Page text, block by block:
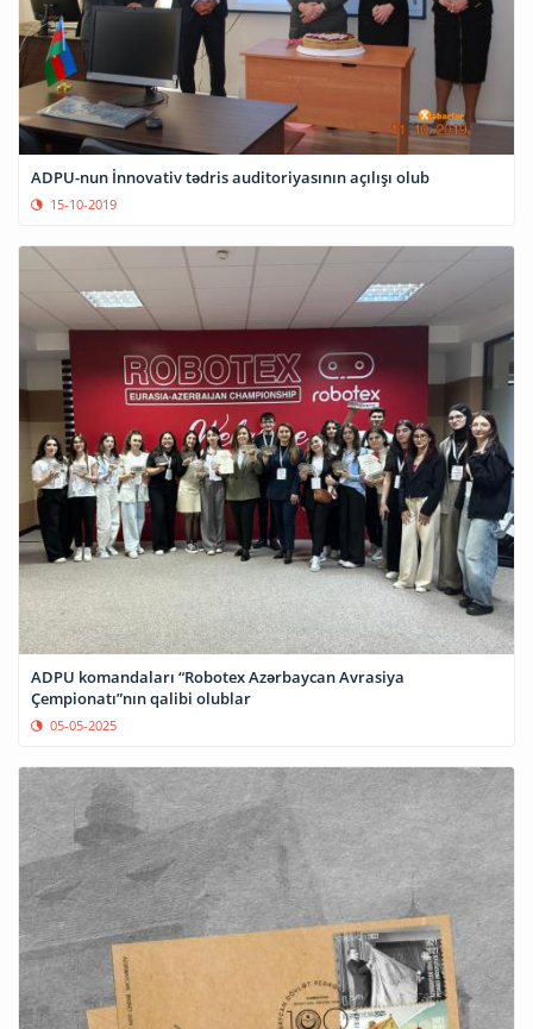
ADPU-nun İnnovativ tədris auditoriyasının açılışı olub
15-10-2019
ADPU komandaları “Robotex Azərbaycan Avrasiya
Çempionatı”nın qalibi olublar
05-05-2025